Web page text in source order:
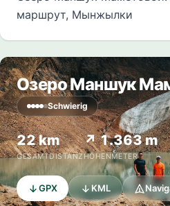
маршрут, Мынжылки
Озеро Маншук
Schwierig
22 km
GESAMTDISTANZ
↗ 1.363 m
HÖHENMETER
GPX KML